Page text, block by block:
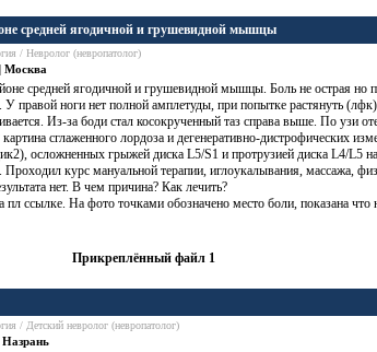
средней ягодичной и грушевидной мышцы
/ Невролог (невропатолог)
| Москва
средней ягодичной и грушевидной мышцы. Боль не острая но
У правой ноги нет полной амплетуды, при попытке растянуть
Из-за боди стал косокрученный таз справа выше. По узи
сглаженного лордоза и дегенеративно-дистрофических
осложненных грыжей диска L5/S1 и протрузией диска L4/L5
курс мануальной терапии, иглоукалывания, массажа,
нет. В чем причина? Как лечить?
пл ссылке. На фото точками обозначено место боли, показана что
Прикреплённый файл 1
/ Детский невролог (невропатолог)
Назрань